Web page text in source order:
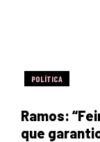
POLÍTICA
Ramos:
que